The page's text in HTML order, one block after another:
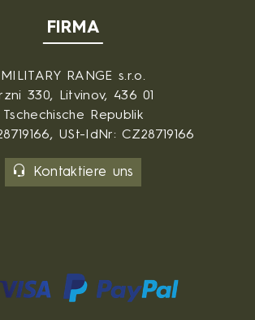
FIRMA
MILITARY RANGE s.r.o.
330, Litvinov, 436 01
Tschechische Republik
USt-IdNr: CZ28719166
Kontaktiere uns